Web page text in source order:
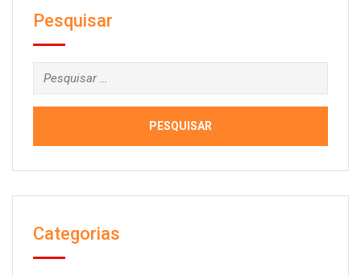
Pesquisar
Pesquisar
por:
Categorias